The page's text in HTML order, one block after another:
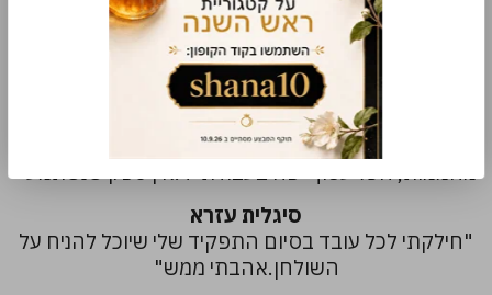
"שירות מקצועי ואדיב.
אחרי חיפושים ממושכים מצאתי!
תודה על הכל"
שני אהרוני
"מתנות לבנק דיסקונט - אבני ההשראה הגיעו והם
סיגלית עזרא
"חילקתי לכל עובד בסיום התפקיד שלי שיוכל להניח על
השולחן.אהבתי ממש"